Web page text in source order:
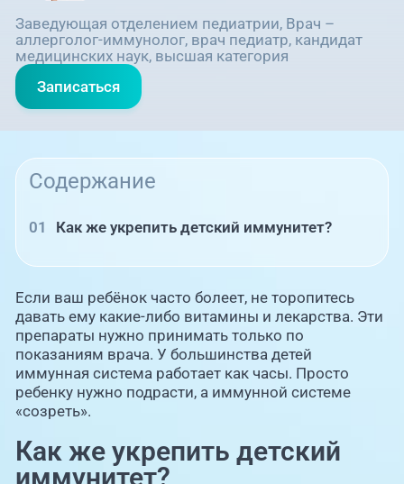
Заведующая отделением педиатрии, Врач –
аллерголог-иммунолог, врач педиатр, кандидат
медицинских наук, высшая категория
Записаться
Содержание
Как же укрепить детский иммунитет?
Если ваш ребёнок часто болеет, не торопитесь
давать ему какие-либо витамины и лекарства. Эти
препараты нужно принимать только по
показаниям врача. У большинства детей
иммунная система работает как часы. Просто
ребенку нужно подрасти, а иммунной системе
«созреть».
Как же укрепить детский
иммунитет?